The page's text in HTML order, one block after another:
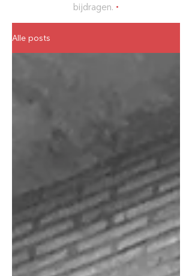
bijdragen. •
Alle posts